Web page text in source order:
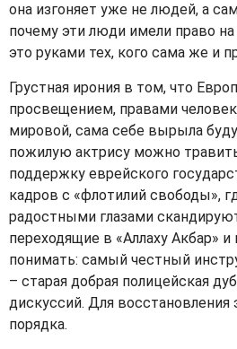
она изгоняет уже не людей, а
почему эти люди имели право
это руками тех, кого сама же и
Грустная ирония в том, что
просвещением, правами
мировой, сама себе вырыла
пожилую актрису можно
поддержку еврейского
кадров с «флотилий свободы»,
радостными глазами
переходящие в «Аллаху Акбар»
понимать: самый честный
– старая добрая полицейская
дискуссий. Для восстановления
порядка.